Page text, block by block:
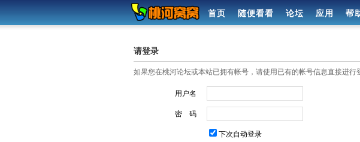
首页 随便看看 论坛 应用 帮
请登录
如果您在桃河论坛或本站已拥有帐号，请使用已有的帐号信息直接进行
用户名
密 码
下次自动登录